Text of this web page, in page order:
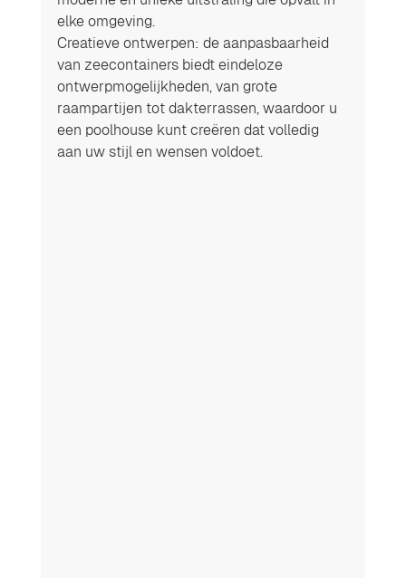
elke omgeving.
Creatieve ontwerpen: de aanpasbaarheid
van zeecontainers biedt eindeloze
ontwerpmogelijkheden, van grote
raampartijen tot dakterrassen, waardoor u
een poolhouse kunt creëren dat volledig
aan uw stijl en wensen voldoet.